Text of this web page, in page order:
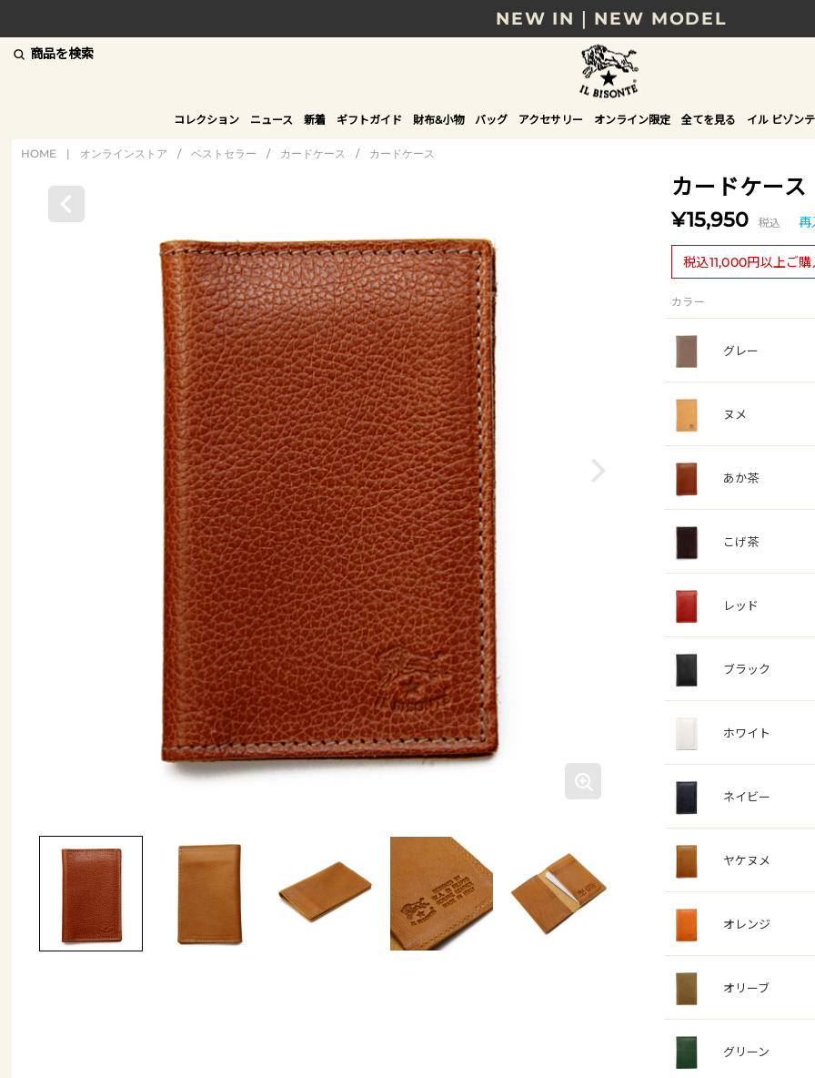
NEW IN｜NEW MODEL
8/17(月)10時まで｜税込11,000円以上で送料無
贈る相手やシーンから選べる、新しいギフトガ
NEW IN｜COLOR LEATHER
商品を検索
コレクション ニュース 新着 ギフトガイド 財布&小物 バッグ アクセサリー オンライン限定 全てを見る イル ビゾン
HOME | オンラインストア / ベストセラー / カードケース / カードケース
カードケース
¥15,950 税込 再
税込11,000円以上ご
カラー
グレー
ヌメ
あか茶
こげ茶
レッド
ブラック
ホワイト
ネイビー
ヤケヌメ
オレンジ
オリーブ
グリーン